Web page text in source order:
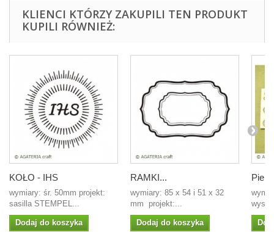
KLIENCI KTÓRZY ZAKUPILI TEN PRODUKT
KUPILI RÓWNIEŻ:
KOŁO - IHS
wymiary: śr. 50mm projekt:
sasilla STEMPEL...
Dodaj do koszyka
RAMKI...
wymiary: 85 x 54 i 51 x 32
mm projekt:...
Dodaj do koszyka